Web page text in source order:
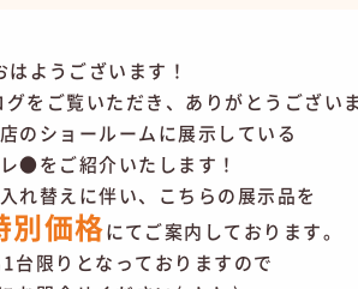
はようございます！
をご覧いただき、ありがとうござい
のショールームに展示している
●をご紹介いたします！
れ替えに伴い、こちらの展示品を
別価格にてご案内しております。 ​
台限りとなっておりますので